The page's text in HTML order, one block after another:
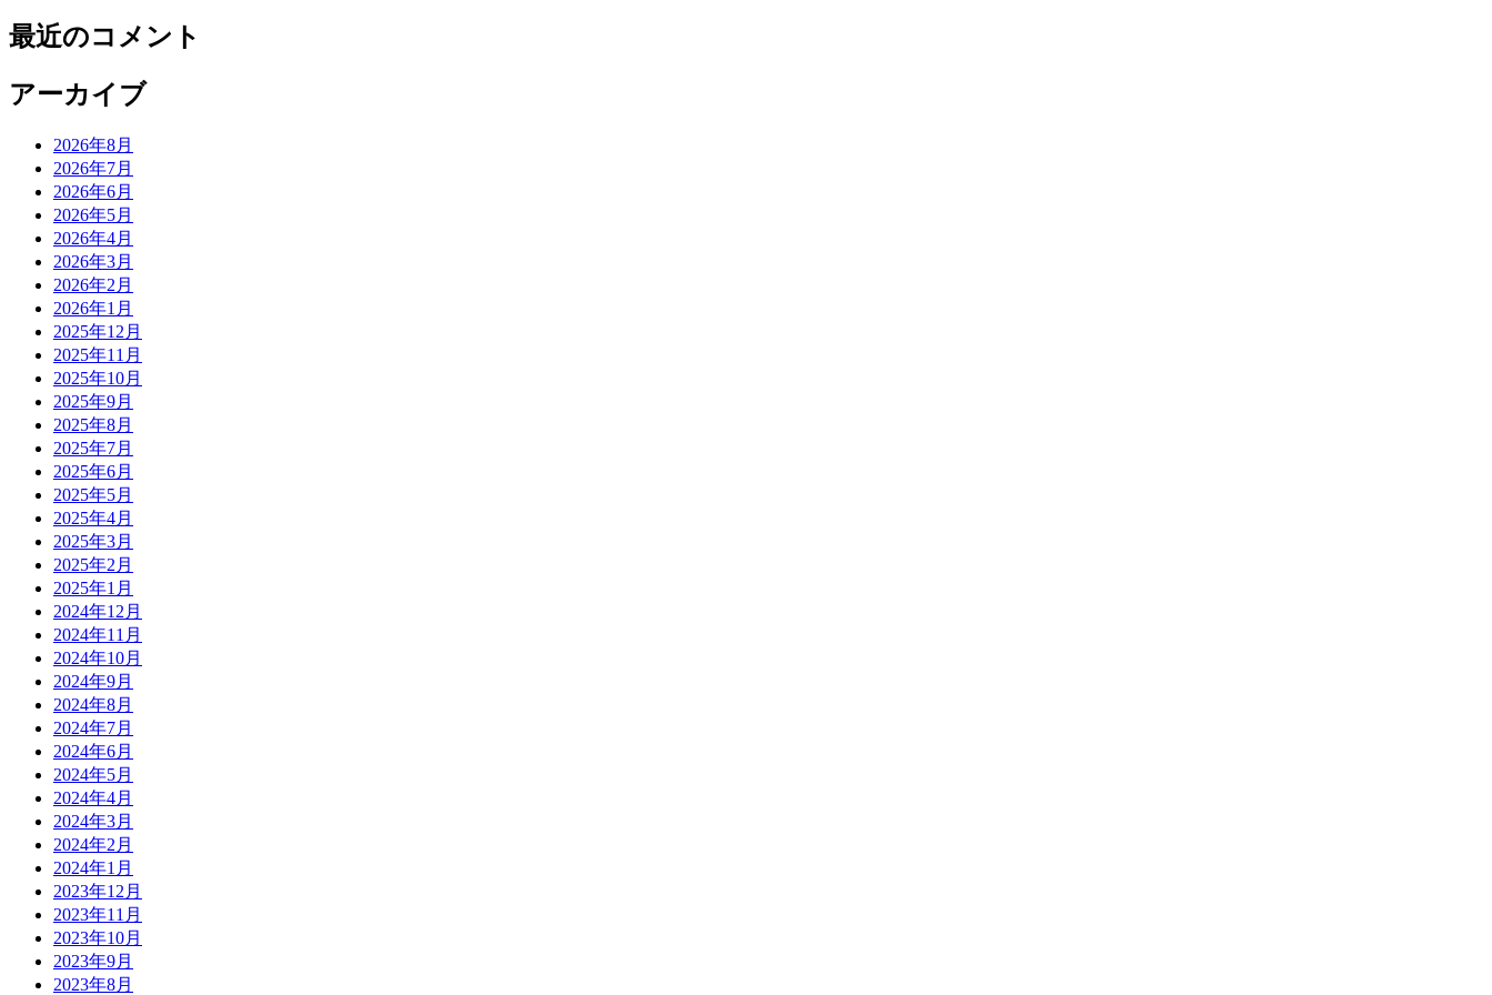
最近のコメント
アーカイブ
2026年8月
2026年7月
2026年6月
2026年5月
2026年4月
2026年3月
2026年2月
2026年1月
2025年12月
2025年11月
2025年10月
2025年9月
2025年8月
2025年7月
2025年6月
2025年5月
2025年4月
2025年3月
2025年2月
2025年1月
2024年12月
2024年11月
2024年10月
2024年9月
2024年8月
2024年7月
2024年6月
2024年5月
2024年4月
2024年3月
2024年2月
2024年1月
2023年12月
2023年11月
2023年10月
2023年9月
2023年8月